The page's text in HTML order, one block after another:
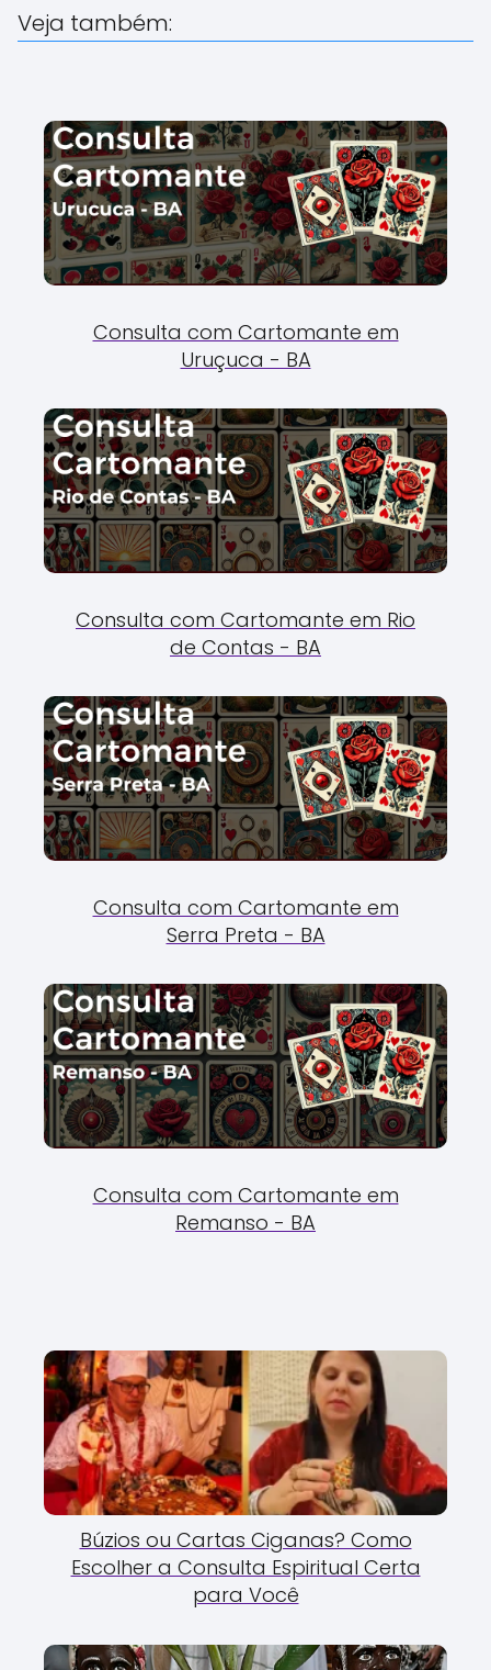
Veja também:
Consulta com Cartomante em
Uruçuca - BA
Consulta com Cartomante em Rio
de Contas - BA
Consulta com Cartomante em
Serra Preta - BA
Consulta com Cartomante em
Remanso - BA
Búzios ou Cartas Ciganas? Como
Escolher a Consulta Espiritual Certa
para Você